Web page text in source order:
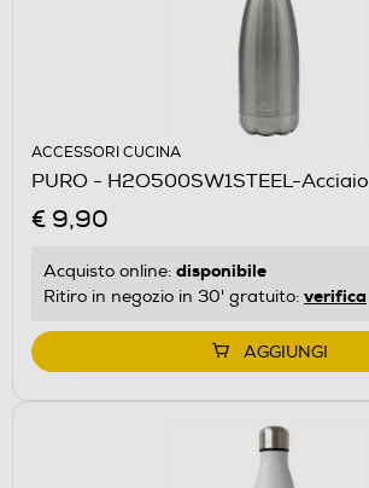
ACCESSORI CUCINA
PURO - H2O500SW1STEEL-Acciaio
€ 9,90
Acquisto online: disponibile
Ritiro in negozio in 30' gratuito: verifica
AGGIUNGI